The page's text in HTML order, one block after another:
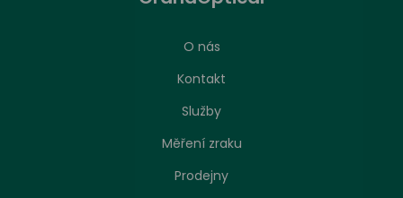
O nás
Kontakt
Služby
Měření zraku
Prodejny